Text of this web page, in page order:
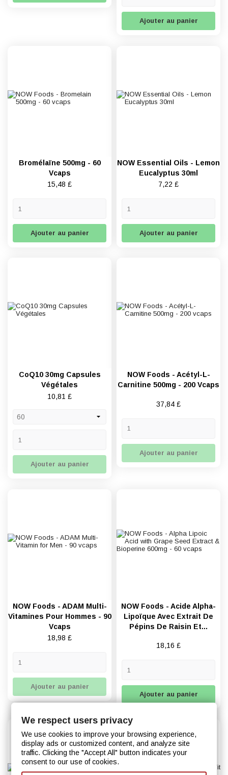
Ajouter au panier
Bromélaïne 500mg - 60
Vcaps
Prix
15,48 £
Ajouter au panier
NOW Essential Oils - Lemon
Eucalyptus 30ml
Prix
7,22 £
Ajouter au panier
CoQ10 30mg Capsules
Végétales
Prix
10,81 £
Ajouter au panier
NOW Foods - Acétyl-L-
Carnitine 500mg - 200 Vcaps
Prix
37,84 £
Ajouter au panier
NOW Foods - ADAM Multi-
Vitamines Pour Hommes - 90
Vcaps
Prix
18,98 £
Ajouter au panier
NOW Foods - Acide Alpha-
Lipoïque Avec Extrait De
Pépins De Raisin Et...
Prix
18,16 £
Ajouter au panier
We respect users privacy
We use cookies to improve your browsing experience,
display ads or customized content, and analyze site
traffic. Clicking the "Accept All" button indicates your
consent to our use of cookies.